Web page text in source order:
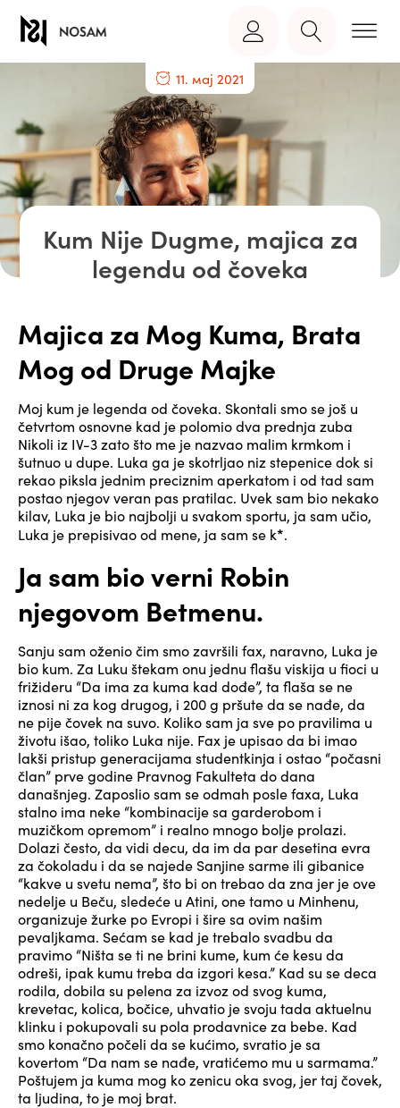
11. мај 2021
Kum Nije Dugme, majica za
legendu od čoveka
Majica za Mog Kuma, Brata
Mog od Druge Majke
Moj kum je legenda od čoveka. Skontali smo se još u
četvrtom osnovne kad je polomio dva prednja zuba
Nikoli iz IV-3 zato što me je nazvao malim krmkom i
šutnuo u dupe. Luka ga je skotrljao niz stepenice dok si
rekao piksla jednim preciznim aperkatom i od tad sam
postao njegov veran pas pratilac. Uvek sam bio nekako
kilav, Luka je bio najbolji u svakom sportu, ja sam učio,
Luka je prepisivao od mene, ja sam se k*.
Ja sam bio verni Robin
njegovom Betmenu.
Sanju sam oženio čim smo završili fax, naravno, Luka je
bio kum. Za Luku štekam onu jednu flašu viskija u fioci u
frižideru “Da ima za kuma kad dođe”, ta flaša se ne
iznosi ni za kog drugog, i 200 g pršute da se nađe, da
ne pije čovek na suvo. Koliko sam ja sve po pravilima u
životu išao, toliko Luka nije. Fax je upisao da bi imao
lakši pristup generacijama studentkinja i ostao “počasni
član” prve godine Pravnog Fakulteta do dana
današnjeg. Zaposlio sam se odmah posle faxa, Luka
stalno ima neke “kombinacije sa garderobom i
muzičkom opremom” i realno mnogo bolje prolazi.
Dolazi često, da vidi decu, da im da par desetina evra
za čokoladu i da se najede Sanjine sarme ili gibanice
“kakve u svetu nema”, što bi on trebao da zna jer je ove
nedelje u Beču, sledeće u Atini, one tamo u Minhenu,
organizuje žurke po Evropi i šire sa ovim našim
pevaljkama. Sećam se kad je trebalo svadbu da
pravimo “Ništa se ti ne brini kume, kum će kesu da
odreši, ipak kumu treba da izgori kesa.” Kad su se deca
rodila, dobila su pelena za izvoz od svog kuma,
krevetac, kolica, bočice, uhvatio je svoju tada aktuelnu
klinku i pokupovali su pola prodavnice za bebe. Kad
smo konačno počeli da se kućimo, svratio je sa
kovertom “Da nam se nađe, vratićemo mu u sarmama.”
Poštujem ja kuma mog ko zenicu oka svog, jer taj čovek,
ta ljudina, to je moj brat.